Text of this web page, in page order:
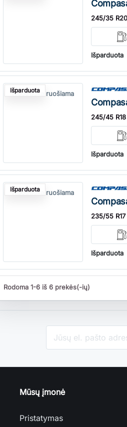
245/35
Išparduota
Išparduota
Nuotrauka ruošiama
245/45
Išparduota
Kiekis
Išparduota
Nuotrauka ruošiama
235/55
Išparduota
Kiekis
Rodoma 1-6 iš 6 prekės(-ių)
Mūsų įmonė
Pristatymas